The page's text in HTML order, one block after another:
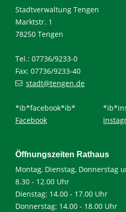
Stadtverwaltung Tengen
Marktstr. 1
78250 Tengen
Tel.: 07736/9233-0
Fax: 07736/9233-40
stadt@tengen.de
*ib*facebook*ib*
Facebook
Öffnungszeiten Rathaus
Montag, Dienstag, Donnerstag
8.30 - 12.00 Uhr
Dienstag: 14.00 - 17.00 Uhr
Donnerstag: 14.00 - 18.00 Uhr